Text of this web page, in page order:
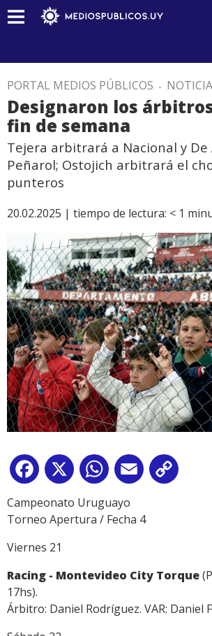
PORTAL MEDIOS PÚBLICOS .
Designaron los
fin de semana
Tejera arbitrará a Nacional y De
Peñarol; Ostojich arbitrará el
punteros
20.02.2025 | tiempo de lectura: < 1
Facebook
X WhatsApp
Email
Campeonato Uruguayo
Torneo Apertura / Fecha 4
Viernes 21
Racing - Montevideo City Torque
17hs).
Árbitro: Daniel Rodríguez. VAR: Daniel